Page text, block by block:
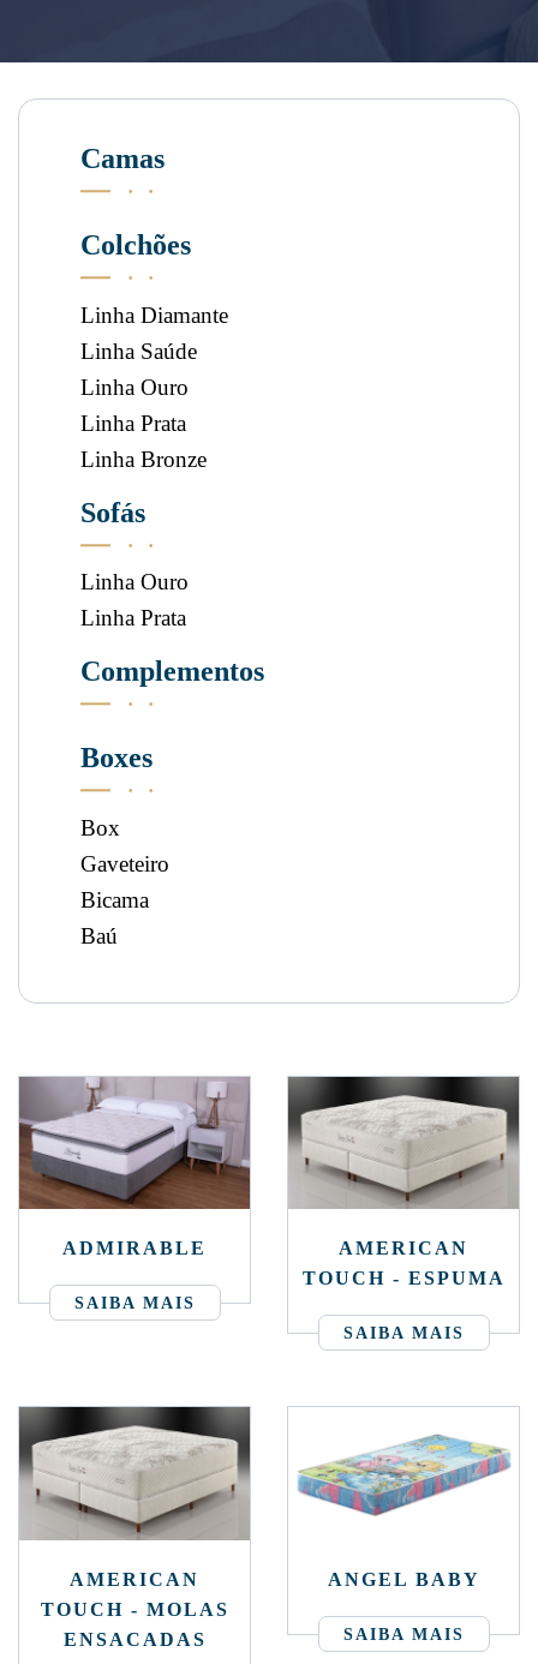
Camas
Colchões
Linha Diamante
Linha Saúde
Linha Ouro
Linha Prata
Linha Bronze
Sofás
Linha Ouro
Linha Prata
Complementos
Boxes
Box
Gaveteiro
Bicama
Baú
ADMIRABLE
SAIBA MAIS
AMERICAN
TOUCH - ESPUMA
SAIBA MAIS
AMERICAN
TOUCH - MOLAS
ENSACADAS
ANGEL BABY
SAIBA MAIS